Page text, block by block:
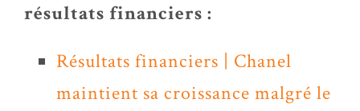
résultats financiers :
Résultats financiers | Chanel
maintient sa croissance malgré le